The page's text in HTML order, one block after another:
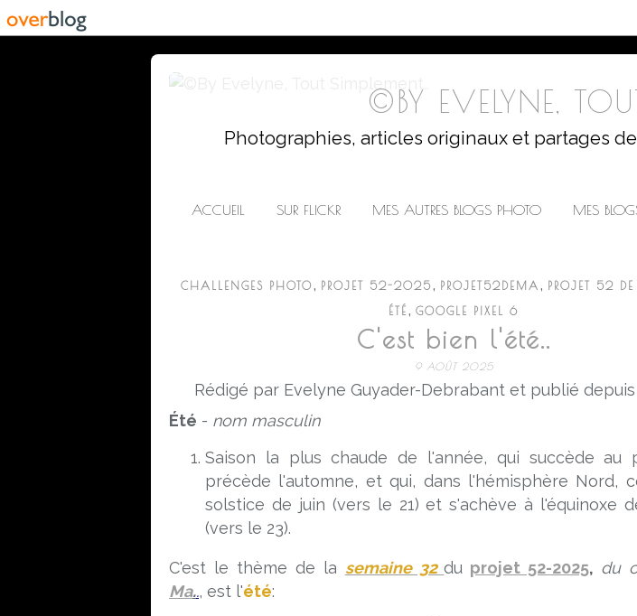
©BY EVELYNE,
Photographies, articles originaux et partages
ACCUEIL SUR FLICKR MES AUTRES BLOGS PHOTO MES
CHALLENGES PHOTO , PROJET 52-2025 , PROJET52DEMA , PROJET 52
ÉTÉ , GOOGLE PIXEL 6
C'est bien l'été..
9 AOÛT 2025
Rédigé par Evelyne Guyader-Debrabant et publié
Été - nom masculin
Saison la plus chaude de l'année, qui succède au
précède l'automne, et qui, dans l'hémisphère Nord,
solstice de juin (vers le 21) et s'achève à l'équinoxe
(vers le 23).
C'est le thème de la semaine 32du projet 52-2025, du
Ma.., est l'été: